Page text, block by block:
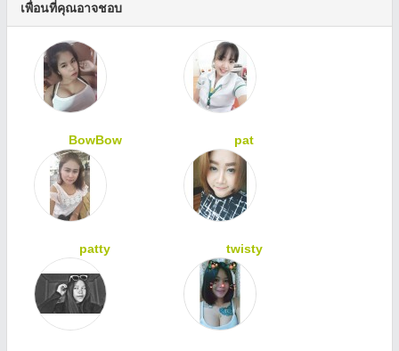
เพื่อนที่คุณอาจชอบ
BowBow pat
patty twisty